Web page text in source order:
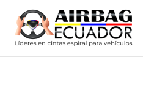
contenido